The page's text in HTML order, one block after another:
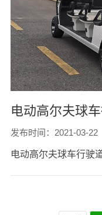
电动高尔夫球
发布时间：2021-03-22
电动高尔夫球车行驶